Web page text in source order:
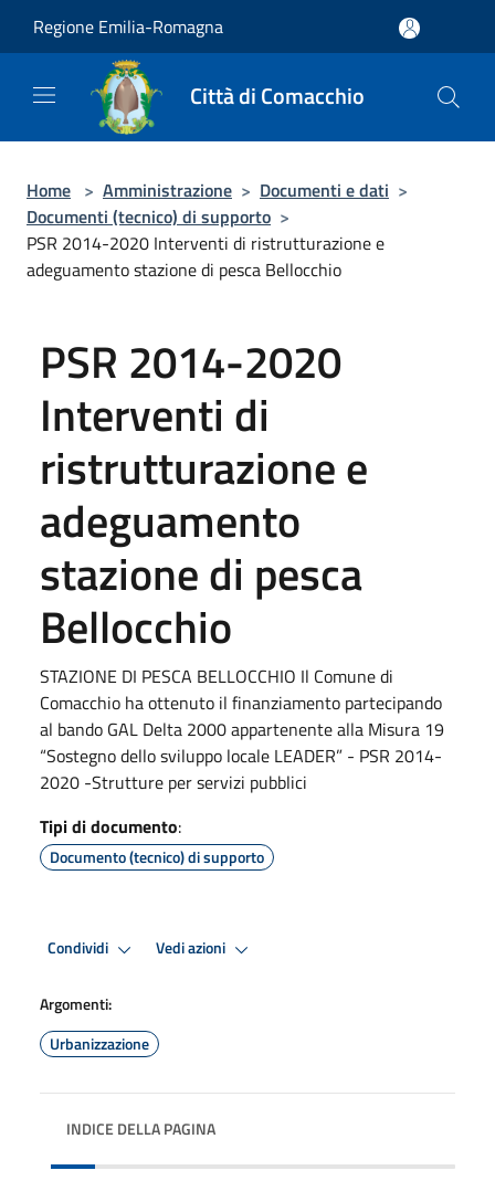
Regione Emilia-Romagna
Città di Comacchio
Home > Amministrazione > Documenti e dati >
Documenti (tecnico) di supporto >
PSR 2014-2020 Interventi di ristrutturazione e
adeguamento stazione di pesca Bellocchio
PSR 2014-2020
Interventi di
ristrutturazione e
adeguamento
stazione di pesca
Bellocchio
STAZIONE DI PESCA BELLOCCHIO Il Comune di
Comacchio ha ottenuto il finanziamento partecipando
al bando GAL Delta 2000 appartenente alla Misura 19
“Sostegno dello sviluppo locale LEADER” - PSR 2014-
2020 -Strutture per servizi pubblici
Tipi di documento:
Documento (tecnico) di supporto
Condividi Vedi azioni
Argomenti:
Urbanizzazione
INDICE DELLA PAGINA